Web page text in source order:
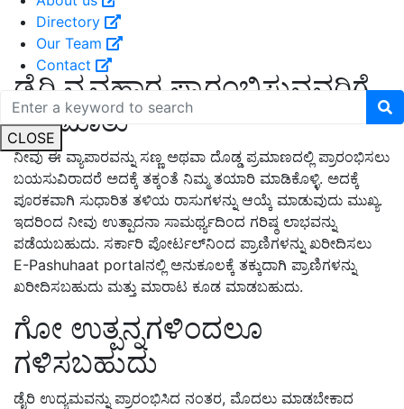
Directory
Our Team
Contact
CLOSE
ಡೈರಿ ವ್ಯವಹಾರ ಪ್ರಾರಂಭಿಸುವವರಿಗೆ
ಕಿವಿ ಮಾತು
ನೀವು ಈ ವ್ಯಾಪಾರವನ್ನು ಸಣ್ಣ ಅಥವಾ ದೊಡ್ಡ ಪ್ರಮಾಣದಲ್ಲಿ ಪ್ರಾರಂಭಿಸಲು
ಬಯಸುವಿರಾದರೆ ಅದಕ್ಕೆ ತಕ್ಕಂತೆ ನಿಮ್ಮ ತಯಾರಿ ಮಾಡಿಕೊಳ್ಳಿ. ಅದಕ್ಕೆ
ಪೂರಕವಾಗಿ ಸುಧಾರಿತ ತಳಿಯ ರಾಸುಗಳನ್ನು ಆಯ್ಕೆ ಮಾಡುವುದು ಮುಖ್ಯ.
ಇದರಿಂದ ನೀವು ಉತ್ಪಾದನಾ ಸಾಮರ್ಥ್ಯದಿಂದ ಗರಿಷ್ಠ ಲಾಭವನ್ನು
ಪಡೆಯಬಹುದು. ಸರ್ಕಾರಿ ಪೋರ್ಟಲ್‌ನಿಂದ ಪ್ರಾಣಿಗಳನ್ನು ಖರೀದಿಸಲು
E-Pashuhaat portalನಲ್ಲಿ ಅನುಕೂಲಕ್ಕೆ ತಕ್ಕುದಾಗಿ ಪ್ರಾಣಿಗಳನ್ನು
ಖರೀದಿಸಬಹುದು ಮತ್ತು ಮಾರಾಟ ಕೂಡ ಮಾಡಬಹುದು.
ಗೋ ಉತ್ಪನ್ನಗಳಿಂದಲೂ
ಗಳಿಸಬಹುದು
ಡೈರಿ ಉದ್ಯಮವನ್ನು ಪ್ರಾರಂಭಿಸಿದ ನಂತರ, ಮೊದಲು ಮಾಡಬೇಕಾದ